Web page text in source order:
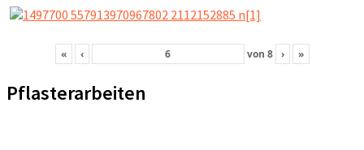
« ‹ von 8 › »
Pflasterarbeiten